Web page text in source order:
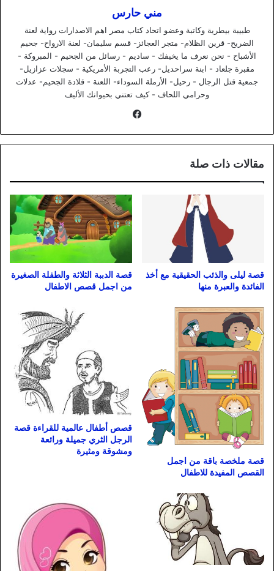
مني حارس
طبيبة بيطرية وكاتبة وعضو اتحاد كتاب مصر اهم الاصدارات رواية لعنة
الضريح- قرين الظلام- متجر العجائز- قسم سليمان- لعنة الارواح- جحيم
الأشباح - نحن نعرف ما يخيفك - ساديم - رسائل من الجحيم - المبروكة -
مقبرة جلعاد - ابنة سراحديل- رعب التجربة الأمريكية - سجلات عزازيل-
جمعية قتل الرجال - رحيل- الأرملة السوداء- اللعنة - قلادة الجحيم- عدلات
وحرامي اللحاف - كيف تعتني بحيوانك الأليف
مقالات ذات صلة
قصة ليلى والذئب الحقيقية مع أخذ
الفائدة والعبرة منها
قصة الدببة الثلاثة والطفلة الصغيرة
من اجمل قصص الاطفال
قصة ملخصة باقة من اجمل
القصص المفيدة للاطفال
قصص أطفال عالمية للقراءة قصة
الرجل الثري جميلة ورائعة
ومشوقة ومثيرة